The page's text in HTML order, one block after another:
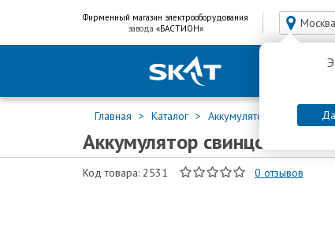
Фирменный магазин электрооборудования
завода «БАСТИОН» Москва
Да
Главная Каталог Аккумуляторы для ИБП
Аккумулятор свинцово-
Код товара: 2531 0 отзывов